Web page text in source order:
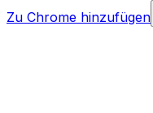
Zu Chrome hinzufügen